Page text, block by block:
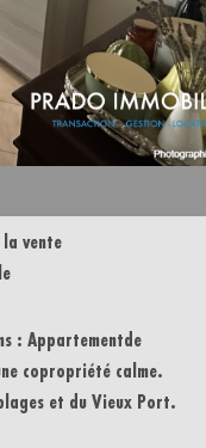
vente
: Appartementde
copropriété calme.
et du Vieux Port.